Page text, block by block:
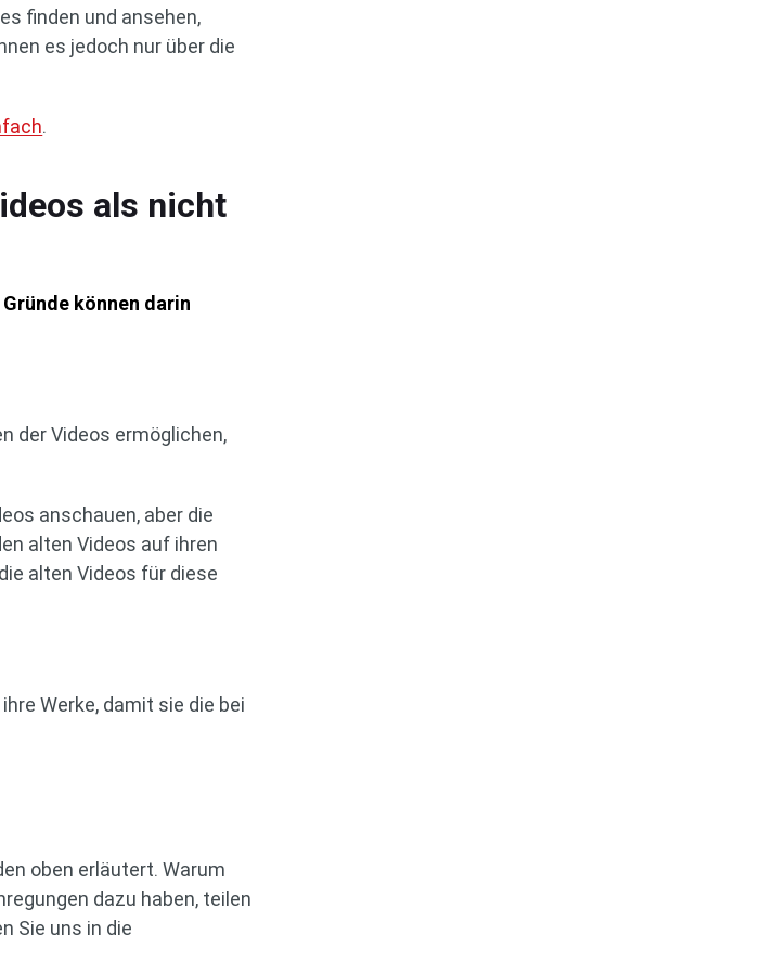
finden und ansehen,
es jedoch nur über die
.
als nicht
können darin
der Videos ermöglichen,
anschauen, aber die
alten Videos auf ihren
alten Videos für diese
Werke, damit sie die bei
oben erläutert. Warum
dazu haben, teilen
Sie uns in die